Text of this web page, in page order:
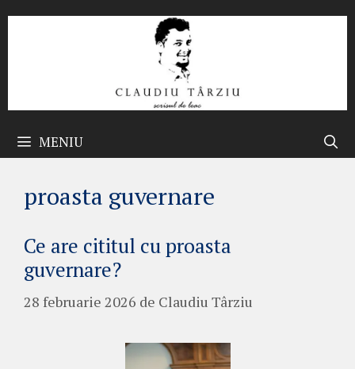
MENIU
proasta guvernare
Ce are cititul cu proasta
guvernare?
28 februarie 2026 de Claudiu Târziu